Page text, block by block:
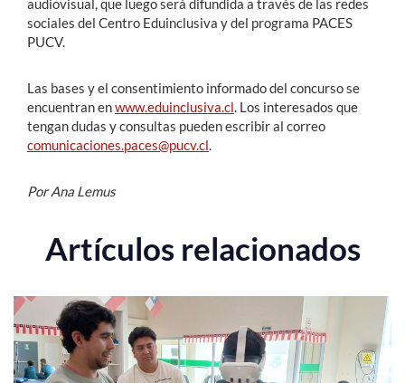
audiovisual, que luego será difundida a través de las redes
sociales del Centro Eduinclusiva y del programa PACES
PUCV.
Las bases y el consentimiento informado del concurso se
encuentran enwww.eduinclusiva.cl. Los interesados que
tengan dudas y consultas pueden escribir al correo
comunicaciones.paces@pucv.cl.
Por Ana Lemus
Artículos relacionados